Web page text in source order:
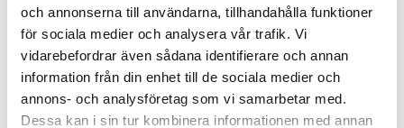
och annonserna till användarna, tillhandahålla funktioner
för sociala medier och analysera vår trafik. Vi
vidarebefordrar även sådana identifierare och annan
information från din enhet till de sociala medier och
annons- och analysföretag som vi samarbetar med.
Dessa kan i sin tur kombinera informationen med annan
{{KEY}}